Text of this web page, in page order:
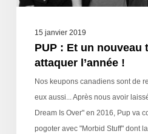
15 janvier 2019
PUP : Et un nouveau
attaquer l’année !
Nos keupons canadiens sont de
eux aussi... Après nous avoir
Dream Is Over" en 2016, Pup va
pogoter avec "Morbid Stuff" dont